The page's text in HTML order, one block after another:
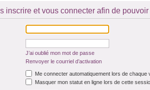
inscrire et vous connecter afin de
J’ai oublié mon mot de passe
Renvoyer le courriel d’activation
Me connecter automatiquement lors de chaque
Masquer mon statut en ligne lors de cette